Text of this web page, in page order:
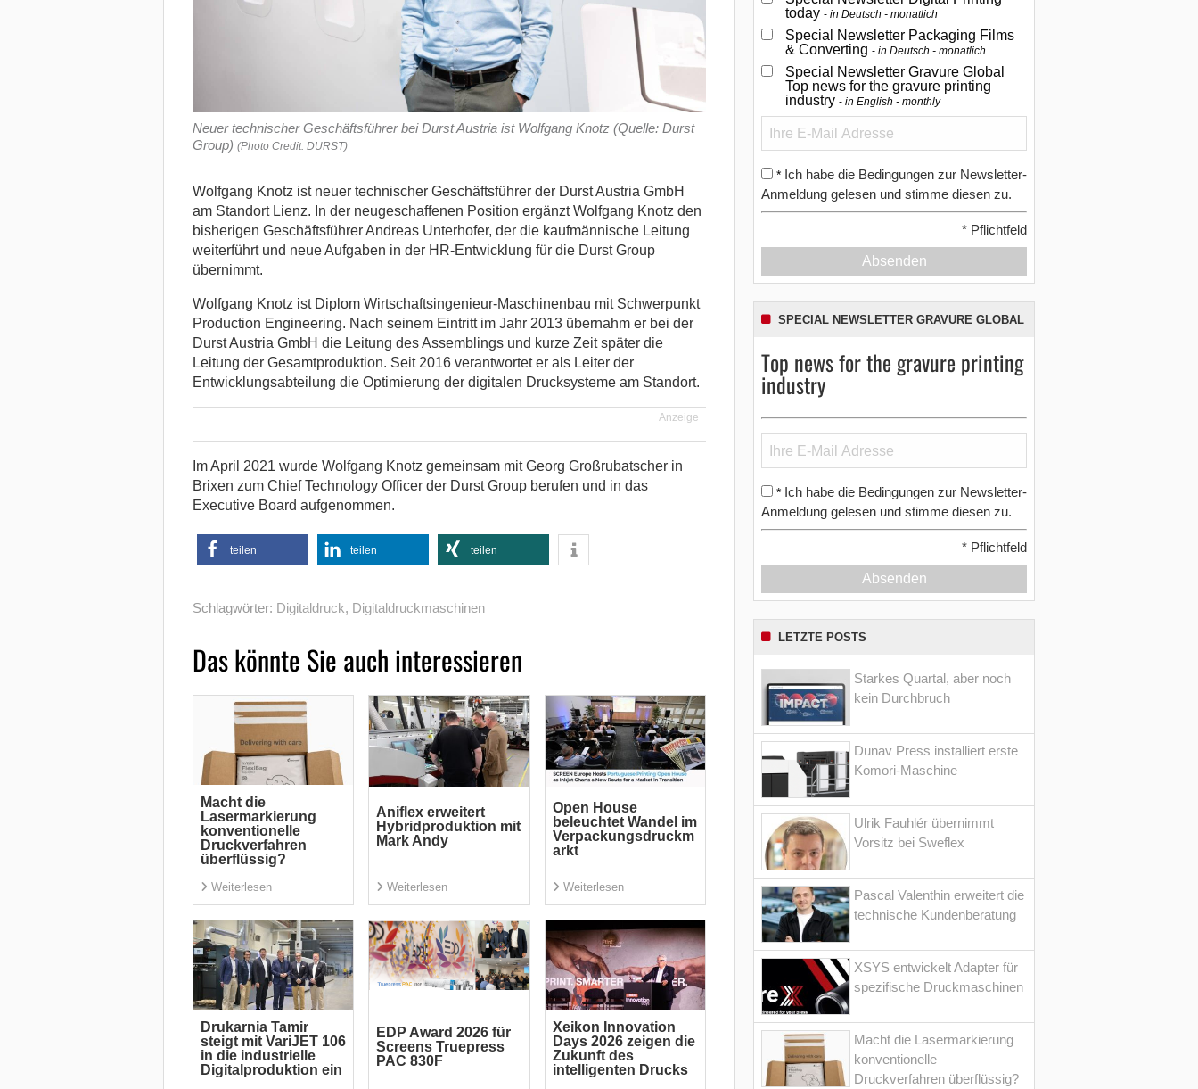
Neuer technischer Geschäftsführer bei Durst Austria ist Wolfgang Knotz (Quelle: Durst
Group) (Photo Credit: DURST)
Wolfgang Knotz ist neuer technischer Geschäftsführer der Durst Austria GmbH
am Standort Lienz. In der neugeschaffenen Position ergänzt Wolfgang Knotz den
bisherigen Geschäftsführer Andreas Unterhofer, der die kaufmännische Leitung
weiterführt und neue Aufgaben in der HR-Entwicklung für die Durst Group
übernimmt.
Wolfgang Knotz ist Diplom Wirtschaftsingenieur-Maschinenbau mit Schwerpunkt
Production Engineering. Nach seinem Eintritt im Jahr 2013 übernahm er bei der
Durst Austria GmbH die Leitung des Assemblings und kurze Zeit später die
Leitung der Gesamtproduktion. Seit 2016 verantwortet er als Leiter der
Entwicklungsabteilung die Optimierung der digitalen Drucksysteme am Standort.
Anzeige
Im April 2021 wurde Wolfgang Knotz gemeinsam mit Georg Großrubatscher in
Brixen zum Chief Technology Officer der Durst Group berufen und in das
Executive Board aufgenommen.
teilen teilen teilen
Schlagwörter: Digitaldruck, Digitaldruckmaschinen
Das könnte Sie auch interessieren
Macht die
Lasermarkierung
konventionelle
Druckverfahren
überflüssig?
Weiterlesen
Aniflex erweitert
Hybridproduktion mit
Mark Andy
Weiterlesen
Open House
beleuchtet Wandel im
Verpackungsdruckm
arkt
Weiterlesen
Drukarnia Tamir
steigt mit VariJET 106
in die industrielle
Digitalproduktion ein
EDP Award 2026 für
Screens Truepress
PAC 830F
Xeikon Innovation
Days 2026 zeigen die
Zukunft des
intelligenten Drucks
today in Deutsch - monatlich
Special Newsletter Packaging Films
& Converting in Deutsch - monatlich
Special Newsletter Gravure Global
Top news for the gravure printing
industry in English - monthly
* Ich habe die Bedingungen zur Newsletter-
Anmeldung gelesen und stimme diesen zu.
* Pflichtfeld
Absenden
SPECIAL NEWSLETTER GRAVURE GLOBAL
Top news for the gravure printing
industry
* Ich habe die Bedingungen zur Newsletter-
Anmeldung gelesen und stimme diesen zu.
* Pflichtfeld
Absenden
LETZTE POSTS
Starkes Quartal, aber noch
kein Durchbruch
Dunav Press installiert erste
Komori-Maschine
Ulrik Fauhlér übernimmt
Vorsitz bei Sweflex
Pascal Valenthin erweitert die
technische Kundenberatung
XSYS entwickelt Adapter für
spezifische Druckmaschinen
Macht die Lasermarkierung
konventionelle
Druckverfahren überflüssig?